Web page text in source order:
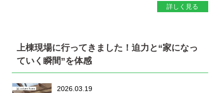
詳しく見る
上棟現場に行ってきました！迫力と“家になっ
ていく瞬間”を体感
2026.03.19